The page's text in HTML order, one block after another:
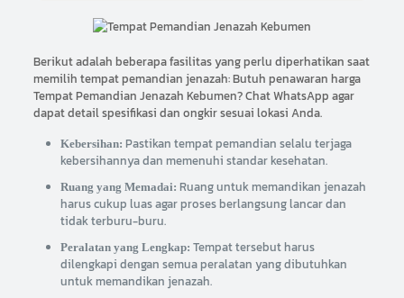
Berikut adalah beberapa fasilitas yang perlu diperhatikan saat
memilih tempat pemandian jenazah: Butuh penawaran harga
Tempat Pemandian Jenazah Kebumen? Chat WhatsApp agar
dapat detail spesifikasi dan ongkir sesuai lokasi Anda.
Kebersihan: Pastikan tempat pemandian selalu terjaga
kebersihannya dan memenuhi standar kesehatan.
Ruang yang Memadai: Ruang untuk memandikan jenazah
harus cukup luas agar proses berlangsung lancar dan
tidak terburu-buru.
Peralatan yang Lengkap: Tempat tersebut harus
dilengkapi dengan semua peralatan yang dibutuhkan
untuk memandikan jenazah.